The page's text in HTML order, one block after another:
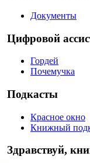
Документы
Цифровой
Гордей
Почемучка
Подкасты
Красное окно
Книжный
Здравствуй,